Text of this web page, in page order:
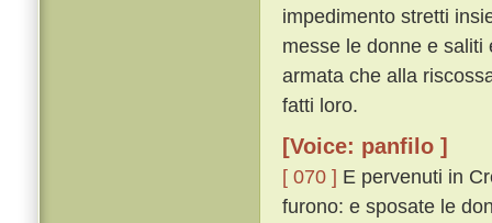
impedimento stretti
messe le donne e
armata che alla
fatti loro.
[Voice: panfilo ]
[ 070 ] E pervenuti in
furono: e sposate le